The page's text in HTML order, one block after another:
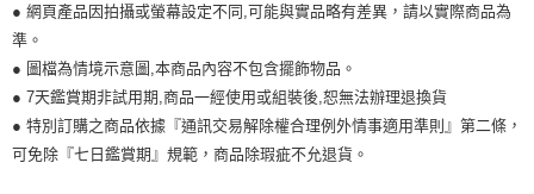
● 網頁產品因拍攝或螢幕設定不同,可能與實品略有差異，請以實際商品為
準。
● 圖檔為情境示意圖,本商品內容不包含擺飾物品。
● 7天鑑賞期非試用期,商品一經使用或組裝後,恕無法辦理退換貨
● 特別訂購之商品依據『通訊交易解除權合理例外情事適用準則』第二條，
可免除『七日鑑賞期』規範，商品除瑕疵不允退貨。